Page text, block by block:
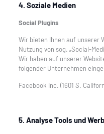
4. Soziale Medien
Social Plugins
Wir bieten Ihnen auf unserer
Nutzung von sog. „Social-
Wir haben auf unserer
folgender Unternehmen
Facebook Inc. (1601 S.
5. Analyse Tools und